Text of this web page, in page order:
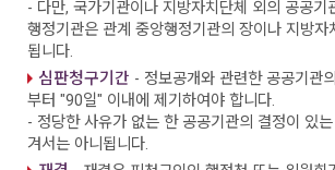
- 다만, 국가기관이나 지방자치단체 외의 공공기
행정기관은 관계 중앙행정기관의 장이나 지방자
됩니다.
심판청구기간 - 정보공개와 관련한 공공기관
부터 "90일" 이내에 제기하여야 합니다.
- 정당한 사유가 없는 한 공공기관의 결정이 있
겨서는 아니됩니다.